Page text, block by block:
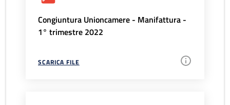
Congiuntura Unioncamere - Manifattura -
1° trimestre 2022
SCARICA FILE